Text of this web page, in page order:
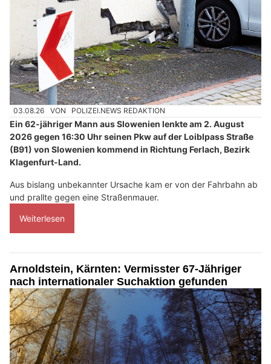
03.08.26 VON POLIZEI.NEWS REDAKTION
Ein 62-jähriger Mann aus Slowenien lenkte am 2. August
2026 gegen 16:30 Uhr seinen Pkw auf der Loiblpass Straße
(B91) von Slowenien kommend in Richtung Ferlach, Bezirk
Klagenfurt-Land.
Aus bislang unbekannter Ursache kam er von der Fahrbahn ab
und prallte gegen eine Straßenmauer.
Weiterlesen
Arnoldstein, Kärnten: Vermisster 67-Jähriger
nach internationaler Suchaktion gefunden